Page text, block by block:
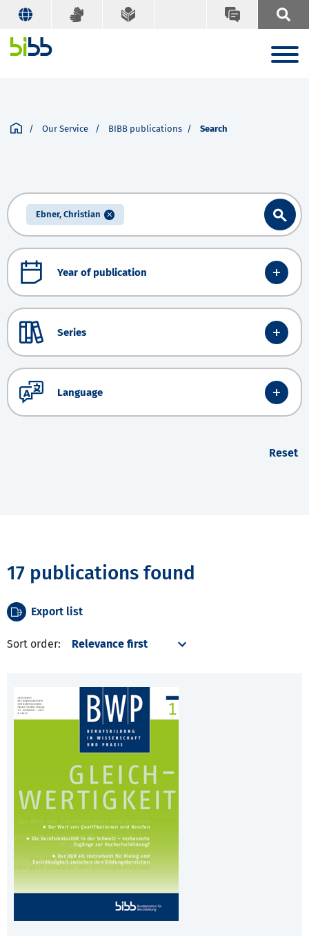
Our Service BIBB publications Search
Ebner, Christian
Year of publication
Series
Language
Reset
17 publications found
Export list
Sort order: